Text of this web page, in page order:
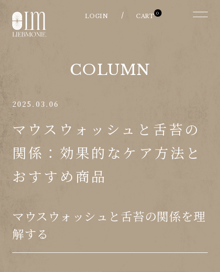
0
COLUMN
2025.03.06
マウスウォッシュと舌苔の
関係：効果的なケア方法と
おすすめ商品
マウスウォッシュと舌苔の関係を理
解する